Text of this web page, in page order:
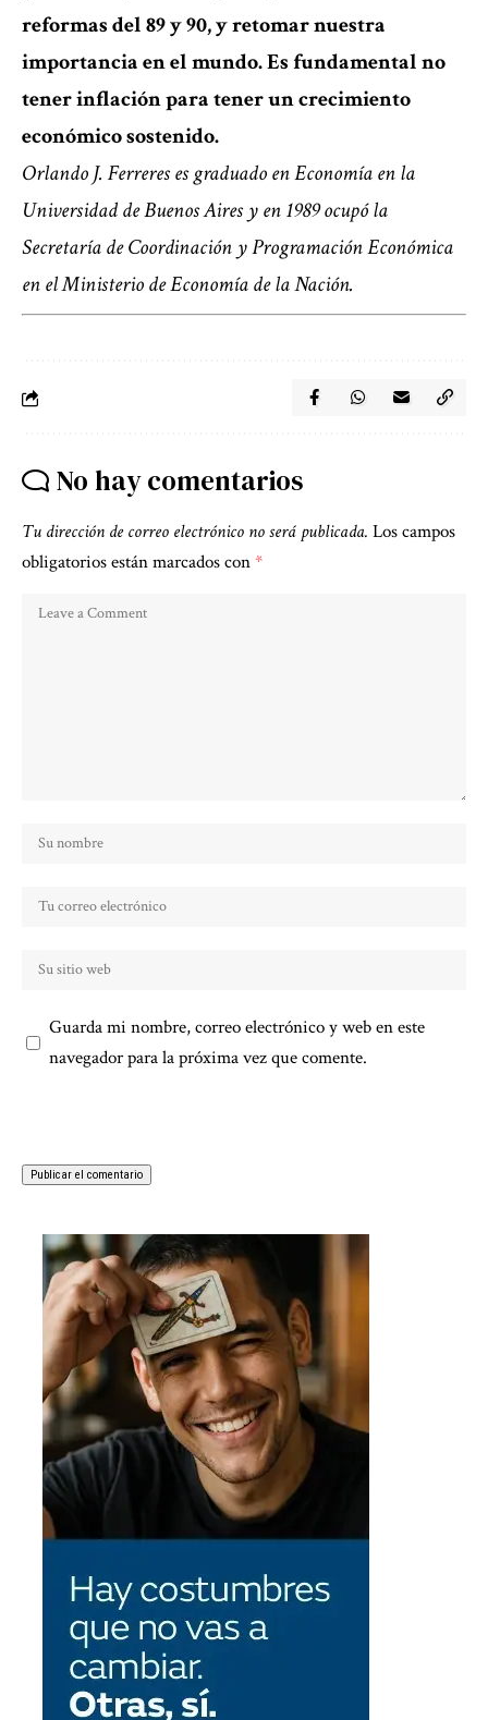
reformas del 89 y 90, y retomar nuestra
importancia en el mundo. Es fundamental no
tener inflación para tener un crecimiento
económico sostenido.
Orlando J. Ferreres es graduado en Economía en la
Universidad de Buenos Aires yen 1989 ocupó la
Secretaría de Coordinación y Programación Económica
en el Ministerio de Economía de la Nación.
No hay comentarios
Tu dirección de correo electrónico no será publicada. Los campos
obligatorios están marcados con*
Guarda mi nombre, correo electrónico y web en este
navegador para la próxima vez que comente.